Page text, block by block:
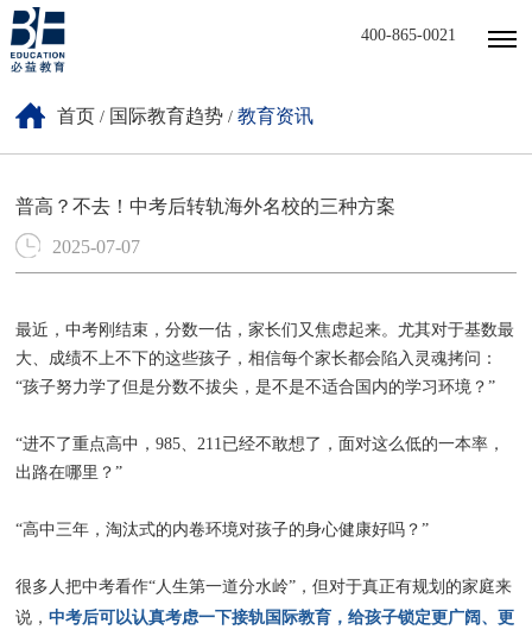
400-865-0021
首页 / 国际教育趋势 /教育资讯
普高？不去！中考后转轨海外名校的三种方案
2025-07-07
最近，中考刚结束，分数一估，家长们又焦虑起来。尤其对于基数最
大、成绩不上不下的这些孩子，相信每个家长都会陷入灵魂拷问：
“孩子努力学了但是分数不拔尖，是不是不适合国内的学习环境？”
“进不了重点高中，985、211已经不敢想了，面对这么低的一本率，
出路在哪里？”
“高中三年，淘汰式的内卷环境对孩子的身心健康好吗？”
很多人把中考看作“人生第一道分水岭”，但对于真正有规划的家庭来
说，中考后可以认真考虑一下接轨国际教育，给孩子锁定更广阔、更